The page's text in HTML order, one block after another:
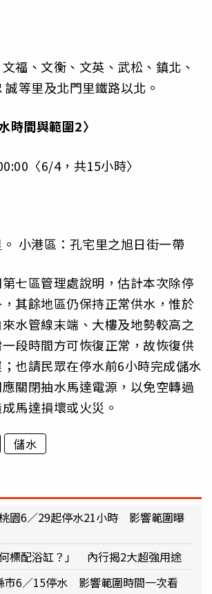
福、文衡、文英、武松、鎮北、
等里及北門里鐵路以北。
時間與範圍2〉
〈6/4，共15小時〉
小港區：孔宅里之旭日街一帶
七區管理處說明，估計本次除停
其餘地區仍保持正常供水，惟於
水管線末端、大樓及地勢較高之
段時間方可恢復正常，故恢復供
也請民眾在停水前6小時完成儲水
關閉抽水馬達電源，以免空轉過
馬達損壞或火災。
儲水
園6／29起停水21小時 影響範圍曝
標配浴缸？」 內行揭2大超強用途
市6／15停水 影響範圍時間一次看